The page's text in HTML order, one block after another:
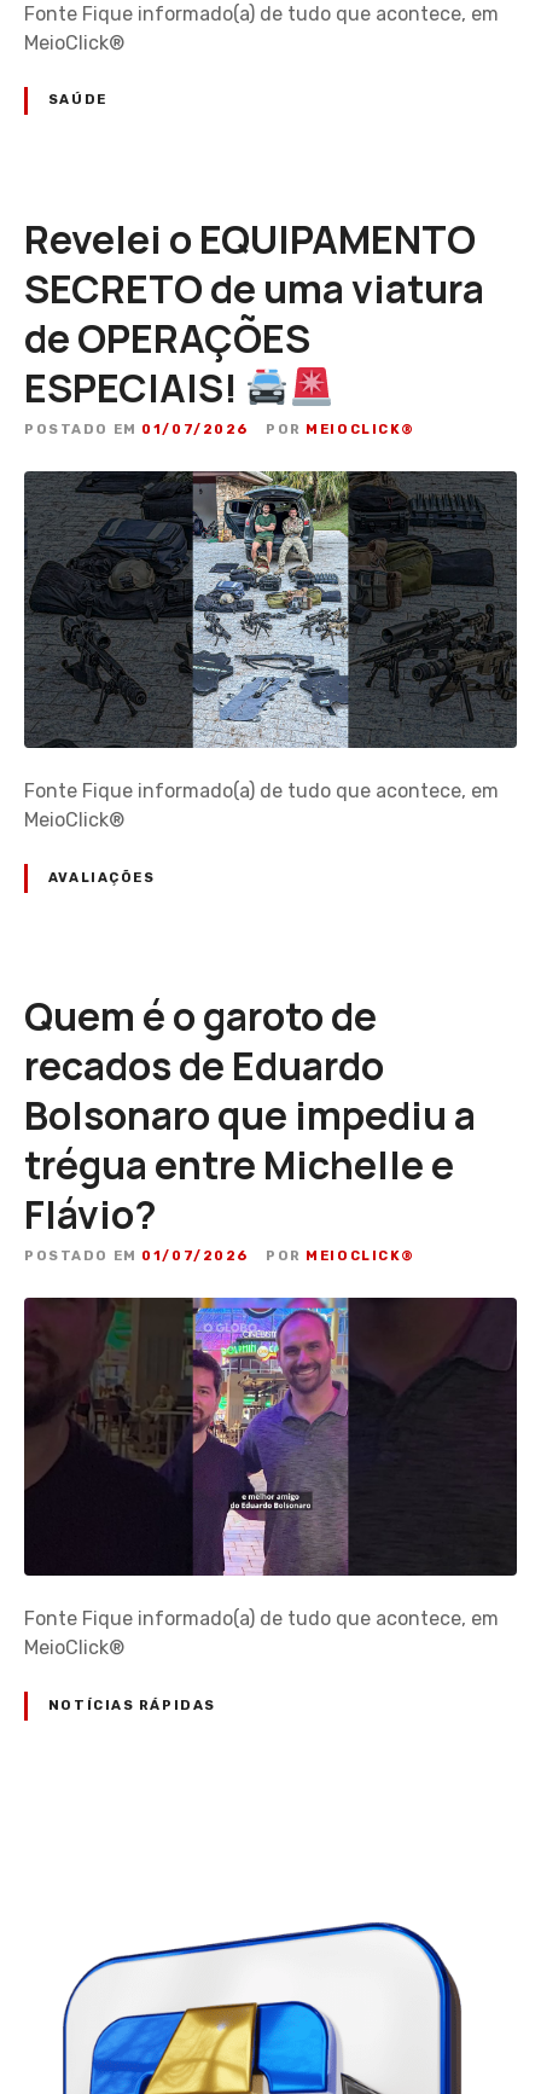
Fonte Fique informado(a) de tudo que acontece, em
MeioClick®
SAÚDE
Revelei o EQUIPAMENTO
SECRETO de uma viatura
de OPERAÇÕES
ESPECIAIS!
POSTADO EM 01/07/2026 POR MEIOCLICK®
Fonte Fique informado(a) de tudo que acontece, em
MeioClick®
AVALIAÇÕES
Quem é o garoto de
recados de Eduardo
Bolsonaro que impediu a
trégua entre Michelle e
Flávio?
POSTADO EM 01/07/2026 POR MEIOCLICK®
Fonte Fique informado(a) de tudo que acontece, em
MeioClick®
NOTÍCIAS RÁPIDAS